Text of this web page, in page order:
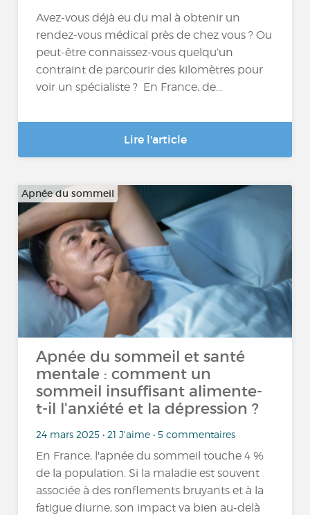
Avez-vous déjà eu du mal à obtenir un
rendez-vous médical près de chez vous ? Ou
peut-être connaissez-vous quelqu’un
contraint de parcourir des kilomètres pour
voir un spécialiste ? En France, de...
Lire l'article
Apnée du sommeil
Apnée du sommeil et santé
mentale : comment un
sommeil insuffisant alimente-
t-il l'anxiété et la dépression ?
24 mars 2025 • 21 J'aime • 5 commentaires
En France, l'apnée du sommeil touche 4 %
de la population. Si la maladie est souvent
associée à des ronflements bruyants et à la
fatigue diurne, son impact va bien au-delà